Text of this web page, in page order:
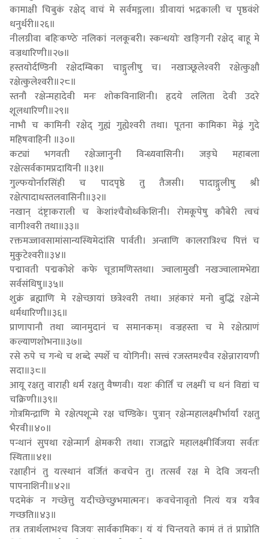
कामाक्षी चिबुकं रक्षेद् वाचं मे सर्वमङ्गला। ग्रीवायां भद्रकाली च पृष्ठवंशे
धनुर्धरी॥२६॥
नीलग्रीवा बहिःकण्ठे नलिकां नलकूबरी। स्कन्धयोः खङ्‍गिनी रक्षेद् बाहू मे
वज्रधारिणी॥२७॥
हस्तयोर्दण्डिनी रक्षेदम्बिका चाङ्गुलीषु च। नखाञ्छूलेश्‍वरी रक्षेत्कुक्षौ
रक्षेत्कुलेश्‍वरी॥२८॥
स्तनौ रक्षेन्महादेवी मनः शोकविनाशिनी। हृदये ललिता देवी उदरे
शूलधारिणी॥२९॥
नाभौ च कामिनी रक्षेद् गुह्यं गुह्येश्‍वरी तथा। पूतना कामिका मेढ्रं गुदे
महिषवाहिनी ॥३०॥
कट्यां भगवती रक्षेज्जानुनी विन्ध्यवासिनी। जङ्घे महाबला
रक्षेत्सर्वकामप्रदायिनी ॥३१॥
गुल्फयोर्नारसिंही च पादपृष्ठे तु तैजसी। पादाङ्गुलीषु श्री
रक्षेत्पादाधस्तलवासिनी॥३२॥
नखान् दंष्ट्राकराली च केशांश्‍चैवोर्ध्वकेशिनी। रोमकूपेषु कौबेरी त्वचं
वागीश्‍वरी तथा॥३३॥
रक्तमज्जावसामांसान्यस्थिमेदांसि पार्वती। अन्त्राणि कालरात्रिश्‍च पित्तं च
मुकुटेश्‍वरी॥३४॥
पद्मावती पद्मकोशे कफे चूडामणिस्तथा। ज्वालामुखी नखज्वालामभेद्या
सर्वसंधिषु॥३५॥
शुक्रं ब्रह्माणि मे रक्षेच्छायां छत्रेश्‍वरी तथा। अहंकारं मनो बुद्धिं रक्षेन्मे
धर्मधारिणी॥३६॥
प्राणापानौ तथा व्यानमुदानं च समानकम्। वज्रहस्ता च मे रक्षेत्प्राणं
कल्याणशोभना॥३७॥
रसे रुपे च गन्धे च शब्दे स्पर्शे च योगिनी। सत्त्वं रजस्तमश्‍चैव रक्षेन्नारायणी
सदा॥३८॥
आयू रक्षतु वाराही धर्मं रक्षतु वैष्णवी। यशः कीर्तिं च लक्ष्मीं च धनं विद्यां च
चक्रिणी॥३९॥
गोत्रमिन्द्राणि मे रक्षेत्पशून्मे रक्ष चण्डिके। पुत्रान् रक्षेन्महालक्ष्मीर्भार्यां रक्षतु
भैरवी॥४०॥
पन्थानं सुपथा रक्षेन्मार्गं क्षेमकरी तथा। राजद्वारे महालक्ष्मीर्विजया सर्वतः
स्थिता॥४१॥
रक्षाहीनं तु यत्स्थानं वर्जितं कवचेन तु। तत्सर्वं रक्ष मे देवि जयन्ती
पापनाशिनी॥४२॥
पदमेकं न गच्छेत्तु यदीच्छेच्छुभमात्मनः। कवचेनावृतो नित्यं यत्र यत्रैव
गच्छति॥४३॥
तत्र तत्रार्थलाभश्‍च विजयः सार्वकामिकः। यं यं चिन्तयते कामं तं तं प्राप्नोति